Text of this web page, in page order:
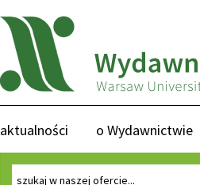
aktualności o Wydawnictwie